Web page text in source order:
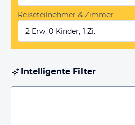
Reiseteilnehmer & Zimmer
2 Erw, 0 Kinder, 1 Zi.
Intelligente Filter